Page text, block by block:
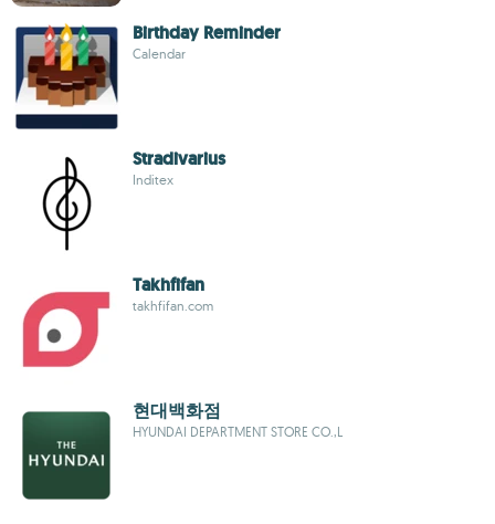
Birthday Reminder
Calendar
Stradivarius
Inditex
Takhfifan
takhfifan.com
현대백화점
HYUNDAI DEPARTMENT STORE CO.,L